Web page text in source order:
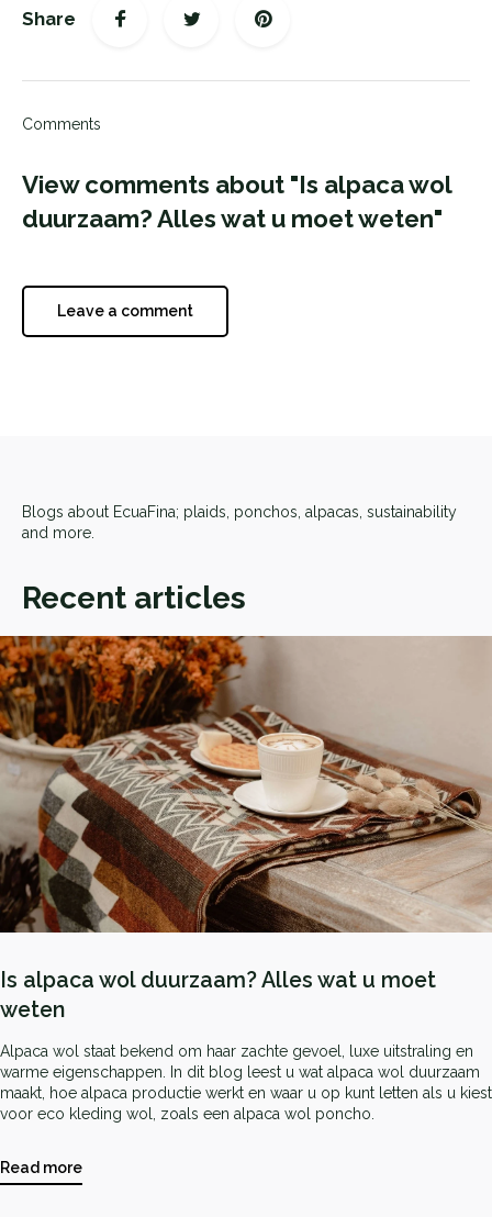
Share
Comments
View comments about "Is alpaca wol
duurzaam? Alles wat u moet weten"
Leave a comment
Blogs about EcuaFina; plaids, ponchos, alpacas, sustainability
and more.
Recent articles
Is alpaca wol duurzaam? Alles wat u moet
weten
Alpaca wol staat bekend om haar zachte gevoel, luxe uitstraling en
warme eigenschappen. In dit blog leest u wat alpaca wol duurzaam
maakt, hoe alpaca productie werkt en waar u op kunt letten als u kiest
voor eco kleding wol, zoals een alpaca wol poncho.
Read more